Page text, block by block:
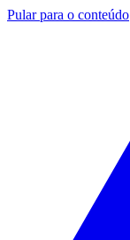
Pular para o conteúdo